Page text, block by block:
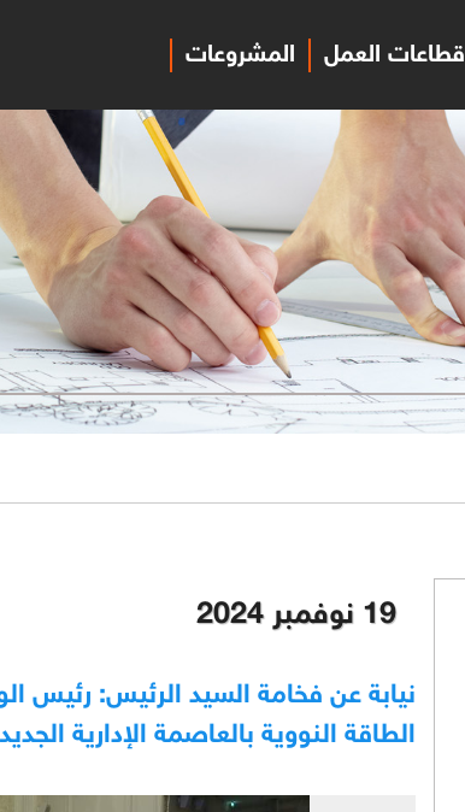
المشروعات قطاعات العمل
19 نوفمبر 2024
نيابة عن فخامة السيد الرئيس: رئيس
الطاقة النووية بالعاصمة الإدارية